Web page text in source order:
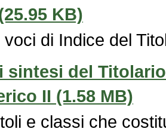
KB)
voci di Indice del
sintesi del
II (1.58 MB)
e classi che